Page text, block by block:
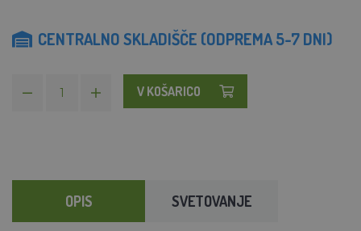
CENTRALNO SKLADIŠČE (ODPREMA 5-7 DNI)
V KOŠARICO
OPIS SVETOVANJE